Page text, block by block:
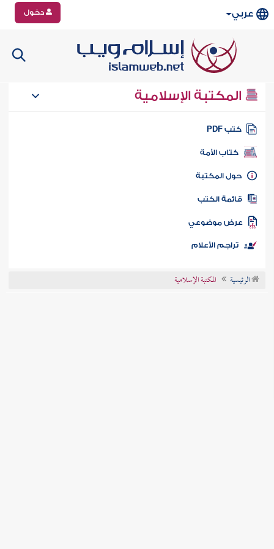
عربي دخول
المكتبة الإسلامية
كتب PDF
كتاب الأمة
المكتبة
الكتب
موضوعي
تراجم الأعلام
الرئيسية المكتبة الإسلامية